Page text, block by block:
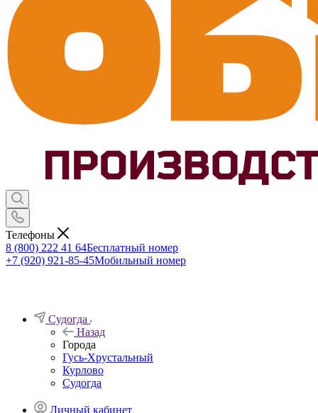
Телефоны
8 (800) 222 41 64Бесплатный номер
+7 (920) 921-85-45Мобильный номер
Судогда
Назад
Города
Гусь-Хрустальный
Курлово
Судогда
Личный кабинет